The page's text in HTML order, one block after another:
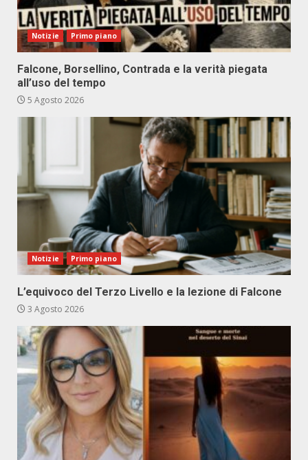
Notizie Primo piano
Falcone, Borsellino, Contrada e la verità piegata
all’uso del tempo
5 Agosto 2026
Notizie Primo piano
L’equivoco del Terzo Livello e la lezione di Falcone
3 Agosto 2026